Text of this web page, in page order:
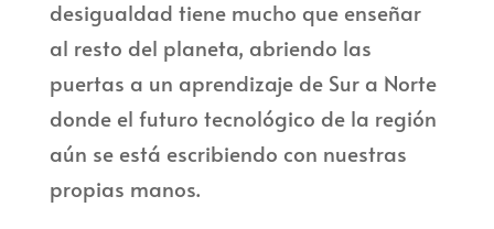
desigualdad tiene mucho que enseñar
al resto del planeta, abriendo las
puertas a un aprendizaje de Sur a Norte
donde el futuro tecnológico de la región
aún se está escribiendo con nuestras
propias manos.